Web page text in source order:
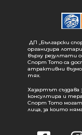
ДП „Български
организира
върху резултати
Спорт Тото са
атрактивни
тях.
Хазартът създава
консултира и
Спорт Тото могат
лица, за които